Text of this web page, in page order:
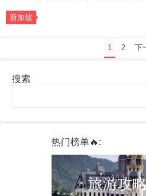
新加坡
1 2 下
搜索
热门榜单🔥:
旅游攻